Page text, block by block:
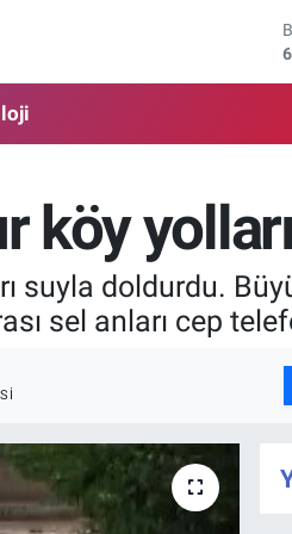
suyla doldurdu.
sel anları cep